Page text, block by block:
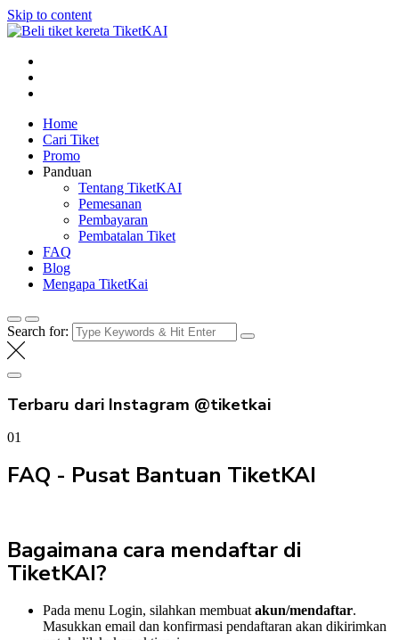
Skip to content
Beli tiket kereta api online
Home
Cari Tiket
Promo
Panduan
Tentang TiketKAI
Pemesanan
Pembayaran
Pembatalan Tiket
FAQ
Blog
Mengapa TiketKai
Search for:
Terbaru dari Instagram @tiketkai
01
FAQ - Pusat Bantuan TiketKAI
Bagaimana cara mendaftar di
TiketKAI?
Pada menu Login, silahkan membuat akun/mendaftar.
Masukkan email dan konfirmasi pendaftaran akan dikirimkan